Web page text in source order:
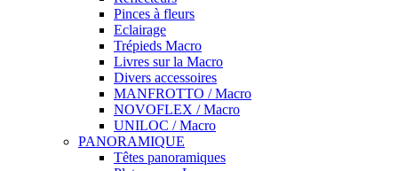
Pinces à fleurs
Eclairage
Trépieds Macro
Livres sur la Macro
Divers accessoires
MANFROTTO / Macro
NOVOFLEX / Macro
UNILOC / Macro
PANORAMIQUE
Têtes panoramiques